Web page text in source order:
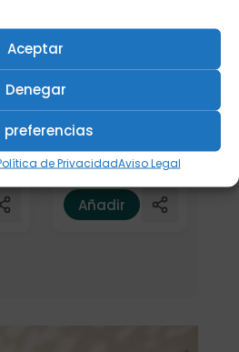
Aceptar
Denegar
preferencias
de PrivacidadAviso Legal
Termo Leeza
"Eucaliptus"
500ml.
36,50€
Añadir